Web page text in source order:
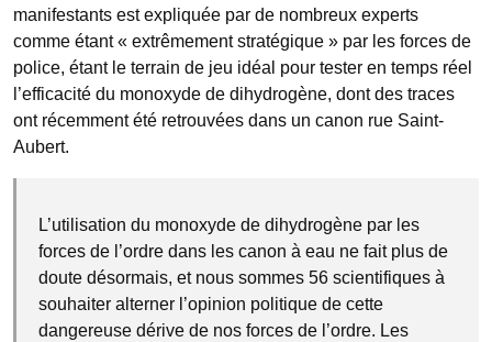
manifestants est expliquée par de nombreux experts
comme étant « extrêmement stratégique » par les forces de
police, étant le terrain de jeu idéal pour tester en temps réel
l’efficacité du monoxyde de dihydrogène, dont des traces
ont récemment été retrouvées dans un canon rue Saint-
Aubert.
L’utilisation du monoxyde de dihydrogène par les
forces de l’ordre dans les canon à eau ne fait plus de
doute désormais, et nous sommes 56 scientifiques à
souhaiter alterner l’opinion politique de cette
dangereuse dérive de nos forces de l’ordre. Les